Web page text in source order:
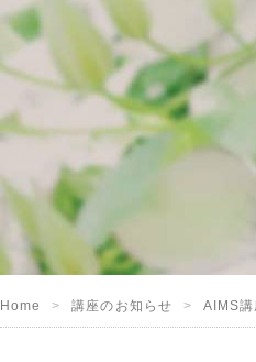
Home 講座のお知らせ AIMS講